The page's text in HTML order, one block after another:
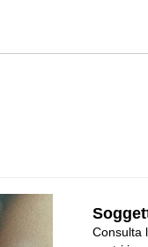
Consulta